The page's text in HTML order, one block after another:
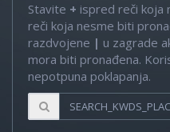
Stavite + ispred reči koja
reči koja nesme biti
razdvojene | u zagrade
mora biti pronađena.
nepotpuna poklapanja.